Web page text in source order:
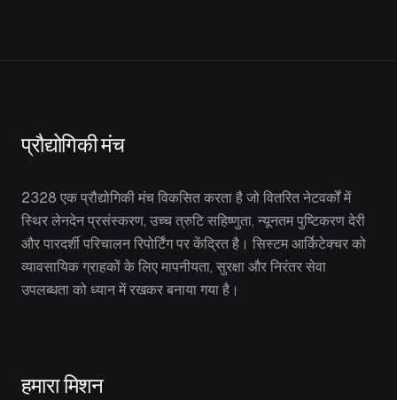
प्रौद्योगिकी मंच
2328 एक प्रौद्योगिकी मंच विकसित करता है जो वितरित नेटवर्कों में
स्थिर लेनदेन प्रसंस्करण, उच्च त्रुटि सहिष्णुता, न्यूनतम पुष्टिकरण देरी
और पारदर्शी परिचालन रिपोर्टिंग पर केंद्रित है। सिस्टम आर्किटेक्चर को
व्यावसायिक ग्राहकों के लिए मापनीयता, सुरक्षा और निरंतर सेवा
उपलब्धता को ध्यान में रखकर बनाया गया है।
हमारा मिशन